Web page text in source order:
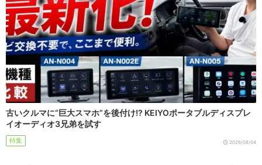
古いクルマに“巨大スマホ”を後付け!? KEIYOポータブルディスプレ
イオーディオ3兄弟を試す
特集 2026/08/04